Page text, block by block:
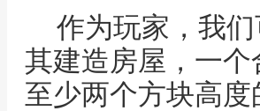
作为玩家，我
其建造房屋，一
至少两个方块高